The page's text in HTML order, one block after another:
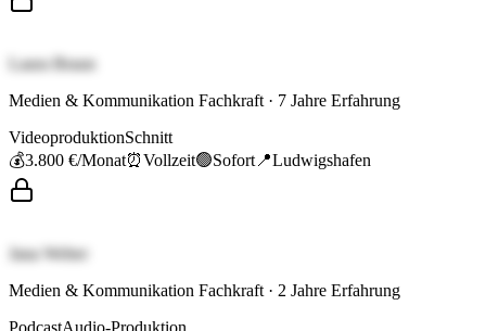
Laura Braun
Medien & Kommunikation Fachkraft · 7 Jahre Erfahrung
VideoproduktionSchnitt
💰3.800 €/Monat⏰Vollzeit🟢Sofort 📍Ludwigshafen
Jana Weber
Medien & Kommunikation Fachkraft · 2 Jahre Erfahrung